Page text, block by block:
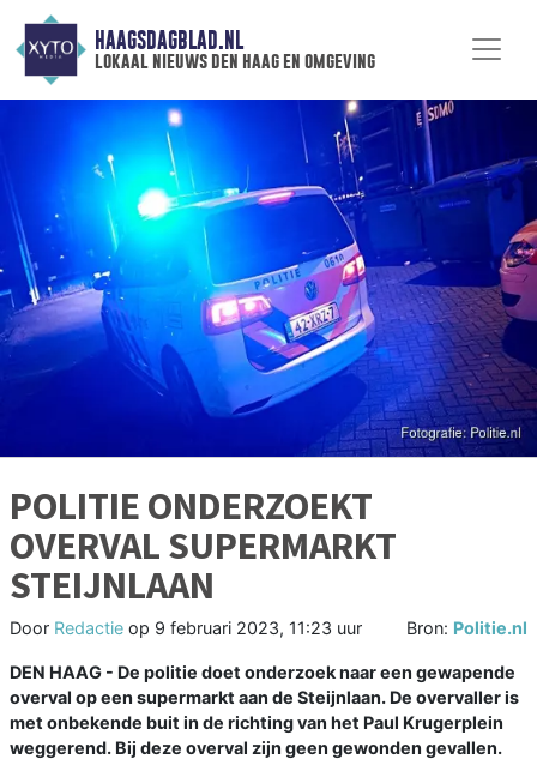
HAAGSDAGBLAD.NL
lokaal nieuws den haag en omgeving
POLITIE ONDERZOEKT
OVERVAL SUPERMARKT
STEIJNLAAN
Door Redactie op 9 februari 2023, 11:23 uur Bron: Politie.nl
DEN HAAG - De politie doet onderzoek naar een gewapende
overval op een supermarkt aan de Steijnlaan. De overvaller is
met onbekende buit in de richting van het Paul Krugerplein
weggerend. Bij deze overval zijn geen gewonden gevallen.